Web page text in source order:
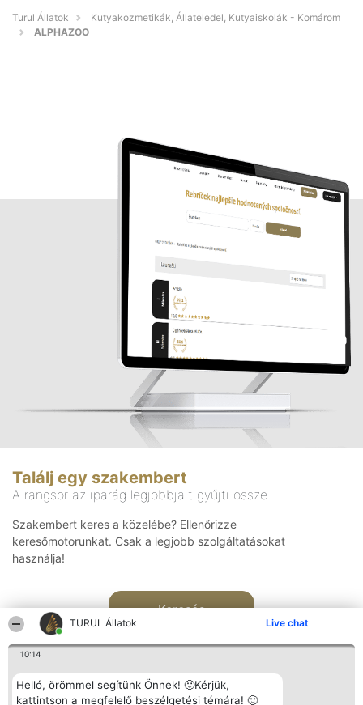
TURUL Állatok Live chat
10:14
Helló, örömmel segítünk Önnek! 🙂Kérjük,
kattintson a megfelelő beszélgetési témára! 🙂
Turul Állatok
Kutyakozmetikák, Állateledel, Kutyaiskolák - Komárom
ALPHAZOO
Találj egy szakembert
A rangsor az iparág legjobbjait gyűjti össze
Szakembert keres a közelébe? Ellenőrizze
keresőmotorunkat. Csak a legjobb szolgáltatásokat
használja!
Keresés